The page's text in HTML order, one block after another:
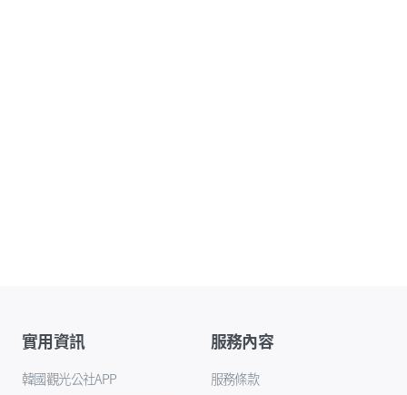
實用資訊
韓國觀光公社APP
服務內容
服務條款